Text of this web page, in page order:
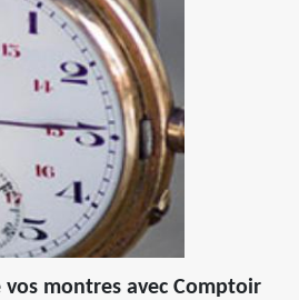
vos montres avec Comptoir